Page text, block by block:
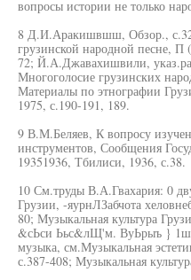
вопросы истории не только
8 Д.И.Аракишвшш, Обзор.,
грузинской народной песне, П
72; Й.А.Джавахишвили,
Многоголосие грузинских
Материалы по этнографии
1975, с.190-191, 189.
9 В.М.Беляев, К вопросу
инструментов, Сообщения
19351936, Тбилиси, 1936, с.38.
10 См.труды В.А.Гвахария: 0
Грузии, -яурнЛЗабчота
80; Музыкальная культура
&сЬси Ььс&лЩ'м. ВуЬрыъ } 1ш
музыка, см.Музыкальная
с.387-408; Музыкальная